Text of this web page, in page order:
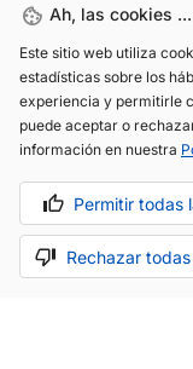
Ah, las cookies ...
Este sitio web utiliza
estadísticas sobre los
experiencia y permitirle
puede aceptar o
información en nuestra
Permitir todas
Rechazar
Aviso legal